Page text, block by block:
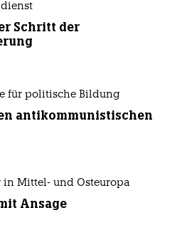
Schritt der
für politische Bildung
antikommunistischen
in Mittel- und Osteuropa
Ansage